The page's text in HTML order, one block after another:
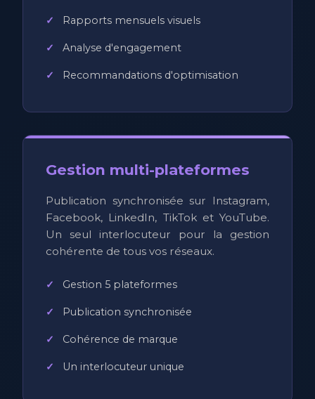
Rapports mensuels visuels
Analyse d'engagement
Recommandations d'optimisation
Gestion multi-plateformes
Publication synchronisée sur Instagram,
Facebook, LinkedIn, TikTok et YouTube.
Un seul interlocuteur pour la gestion
cohérente de tous vos réseaux.
Gestion 5 plateformes
Publication synchronisée
Cohérence de marque
Un interlocuteur unique